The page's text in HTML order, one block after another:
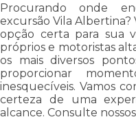
Procurando onde
excursão Vila Albertina?
opção certa para sua
próprios e motoristas
os mais diversos
proporcionar
inesquecíveis. Vamos
certeza de uma
alcance. Consulte